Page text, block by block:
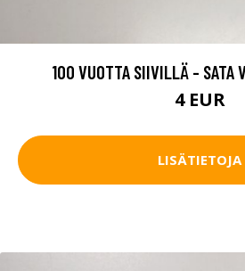
100 VUOTTA SIIVILLÄ - SATA
4 EUR
LISÄTIETOJA